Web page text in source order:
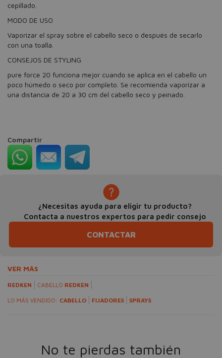
cepillado.
MODO DE USO
Vaporizar el spray sobre el cabello seco o después de secarlo
con una toalla.
CONSEJOS DE STYLING
pure force 20 funciona mejor cuando se aplica en el cabello un
poco húmedo o seco por completo. Se recomienda vaporizar a
una distancia de 20 a 30 cm del cabello seco y peinado.
Compartir
¿Necesitas ayuda para eligir tu producto?
Contacta a nuestros expertos para pedir consejo
CONTACTAR
VER MÁS
REDKEN CABELLO REDKEN
LO MÁS VENDIDO: CABELLO FIJADORES SPRAYS
No te pierdas también